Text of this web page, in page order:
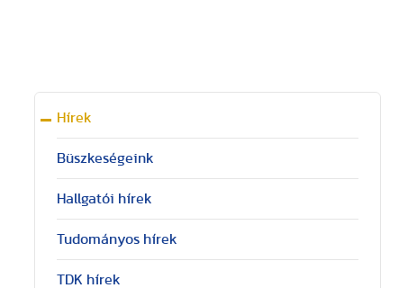
Hírek
Büszkeségeink
Hallgatói hírek
Tudományos hírek
TDK hírek